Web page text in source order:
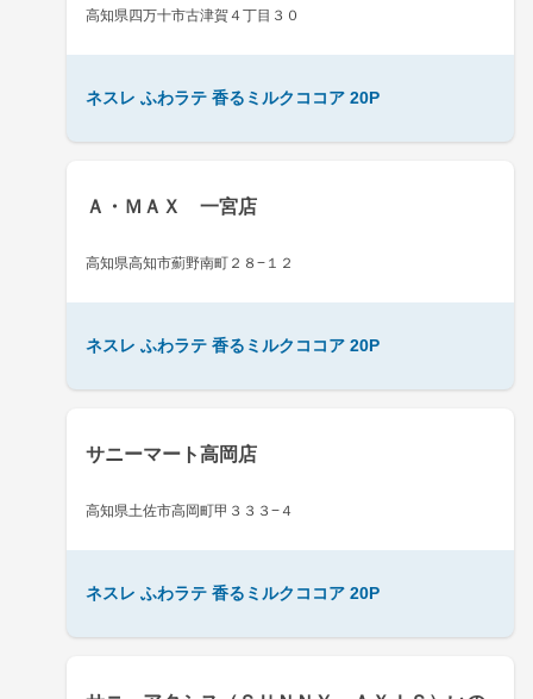
高知県四万十市古津賀４丁目３０
ネスレ ふわラテ 香るミルクココア 20P
Ａ・ＭＡＸ 一宮店
高知県高知市薊野南町２８−１２
ネスレ ふわラテ 香るミルクココア 20P
サニーマート高岡店
高知県土佐市高岡町甲３３３−４
ネスレ ふわラテ 香るミルクココア 20P